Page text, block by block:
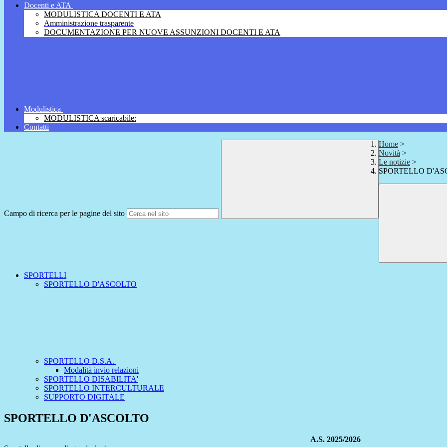
Docenti e ATA
MODULISTICA DOCENTI E ATA
Amministrazione trasparente
DOCUMENTAZIONE PER NUOVE ASSUNZIONI DOCENTI E ATA
Modulistica
MODULISTICA scaricabile:
Contatti
Campo di ricerca per le pagine del sito
Home >
Novità >
Le notizie >
SPORTELLO
SPORTELLI
SPORTELLO D'ASCOLTO
SPORTELLO D.S.A.
Modalità invio relazioni
SPORTELLO DISABILITA'
SPORTELLO INTERCULTURALE
SUPPORTO DIGITALE
SPORTELLO D'ASCOLTO
A.S. 2025/2026